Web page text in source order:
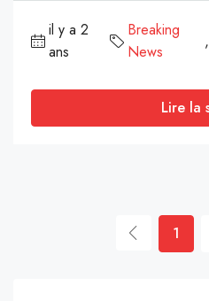
il y a 2
ans
Breaking
News
,
Lire la
1